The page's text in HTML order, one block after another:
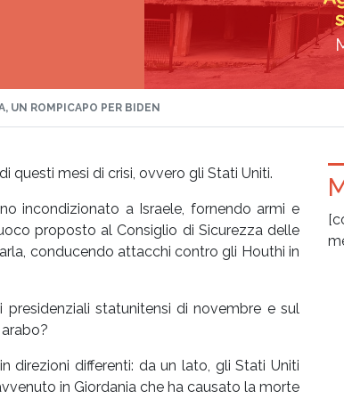
UN ROMPICAPO PER BIDEN
questi mesi di crisi, ovvero gli Stati Uniti.
incondizionato a Israele, fornendo armi e
proposto al Consiglio di Sicurezza delle
conducendo attacchi contro gli Houthi in
statunitensi di novembre e sul
direzioni differenti: da un lato, gli Stati Uniti
in Giordania che ha causato la morte